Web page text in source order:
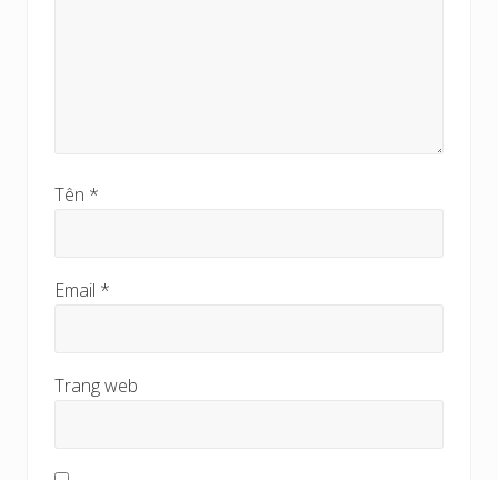
Tên *
Email *
Trang web